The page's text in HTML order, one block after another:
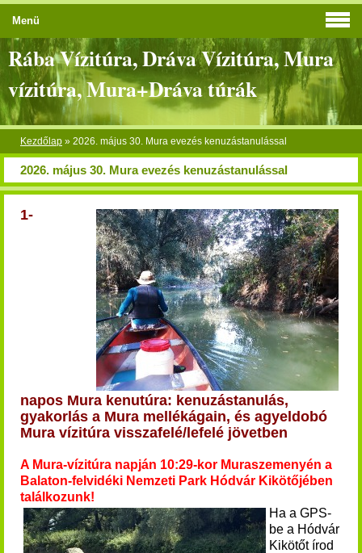
Rába Vízitúra, Dráva Vízitúra, Mura
vízitúra, Mura+Dráva túrák
Kezdőlap » 2026. május 30. Mura evezés kenuzástanulással
2026. május 30. Mura evezés kenuzástanulással
1-
napos Mura kenutúra: kenuzástanulás,
gyakorlás a Mura mellékágain, és agyeldobó
Mura vízitúra visszafelé/lefelé jövetben
A Mura-vízitúra napján 10:29-kor Muraszemenyén a
Balaton-felvidéki Nemzeti Park Hódvár Kikötőjében
találkozunk!
Ha a GPS-
be a Hódvár
Kikötőt írod
Menü